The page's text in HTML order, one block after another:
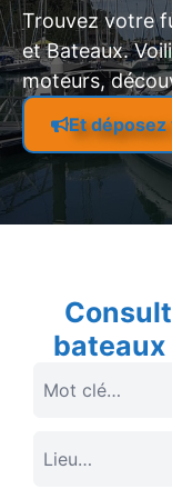
Trouvez votre
et Bateaux.
moteurs,
Et
bateaux